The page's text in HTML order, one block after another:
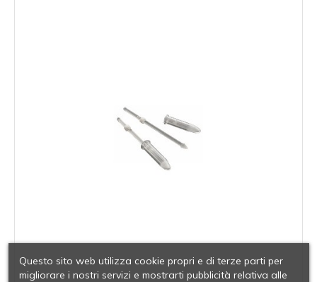
Questo sito web utilizza cookie propri e di terze parti per
migliorare i nostri servizi e mostrarti pubblicità relativa alle